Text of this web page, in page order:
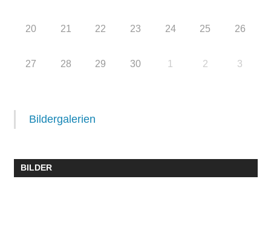
20 21 22 23 24 25 26
27 28 29 30 1 2 3
Bildergalerien
BILDER